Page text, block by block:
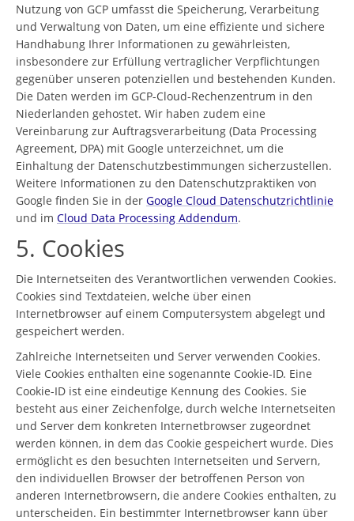
Nutzung von GCP umfasst die Speicherung, Verarbeitung
und Verwaltung von Daten, um eine effiziente und sichere
Handhabung Ihrer Informationen zu gewährleisten,
insbesondere zur Erfüllung vertraglicher Verpflichtungen
gegenüber unseren potenziellen und bestehenden Kunden.
Die Daten werden im GCP-Cloud-Rechenzentrum in den
Niederlanden gehostet. Wir haben zudem eine
Vereinbarung zur Auftragsverarbeitung (Data Processing
Agreement, DPA) mit Google unterzeichnet, um die
Einhaltung der Datenschutzbestimmungen sicherzustellen.
Weitere Informationen zu den Datenschutzpraktiken von
Google finden Sie in der Google Cloud Datenschutzrichtlinie
und im Cloud Data Processing Addendum.
5. Cookies
Die Internetseiten des Verantwortlichen verwenden Cookies.
Cookies sind Textdateien, welche über einen
Internetbrowser auf einem Computersystem abgelegt und
gespeichert werden.
Zahlreiche Internetseiten und Server verwenden Cookies.
Viele Cookies enthalten eine sogenannte Cookie-ID. Eine
Cookie-ID ist eine eindeutige Kennung des Cookies. Sie
besteht aus einer Zeichenfolge, durch welche Internetseiten
und Server dem konkreten Internetbrowser zugeordnet
werden können, in dem das Cookie gespeichert wurde. Dies
ermöglicht es den besuchten Internetseiten und Servern,
den individuellen Browser der betroffenen Person von
anderen Internetbrowsern, die andere Cookies enthalten, zu
unterscheiden. Ein bestimmter Internetbrowser kann über